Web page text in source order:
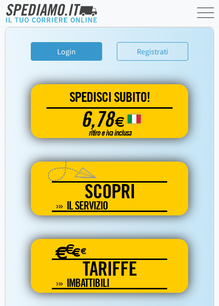
Login Registrati
SPEDISCI SUBITO!
6,78€
ritiro e iva inclusa
SCOPRI
IL SERVIZIO
€€€€
TARIFFE
IMBATTIBILI